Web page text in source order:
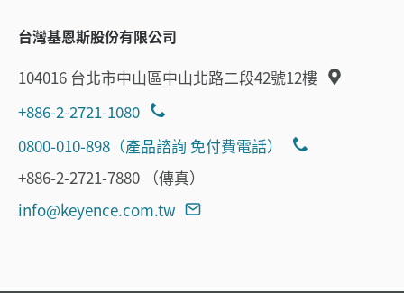
台灣基恩斯股份有限公司
104016 台北市中山區中山北路二段42號12樓
+886-2-2721-1080
0800-010-898（產品諮詢 免付費電話）
+886-2-2721-7880 （傳真）
info@keyence.com.tw